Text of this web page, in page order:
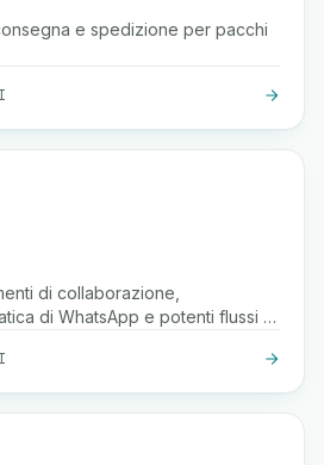
e spedizione per pacchi
di collaborazione,
di WhatsApp e potenti flussi di
coinvolgere i clienti e
problemi.